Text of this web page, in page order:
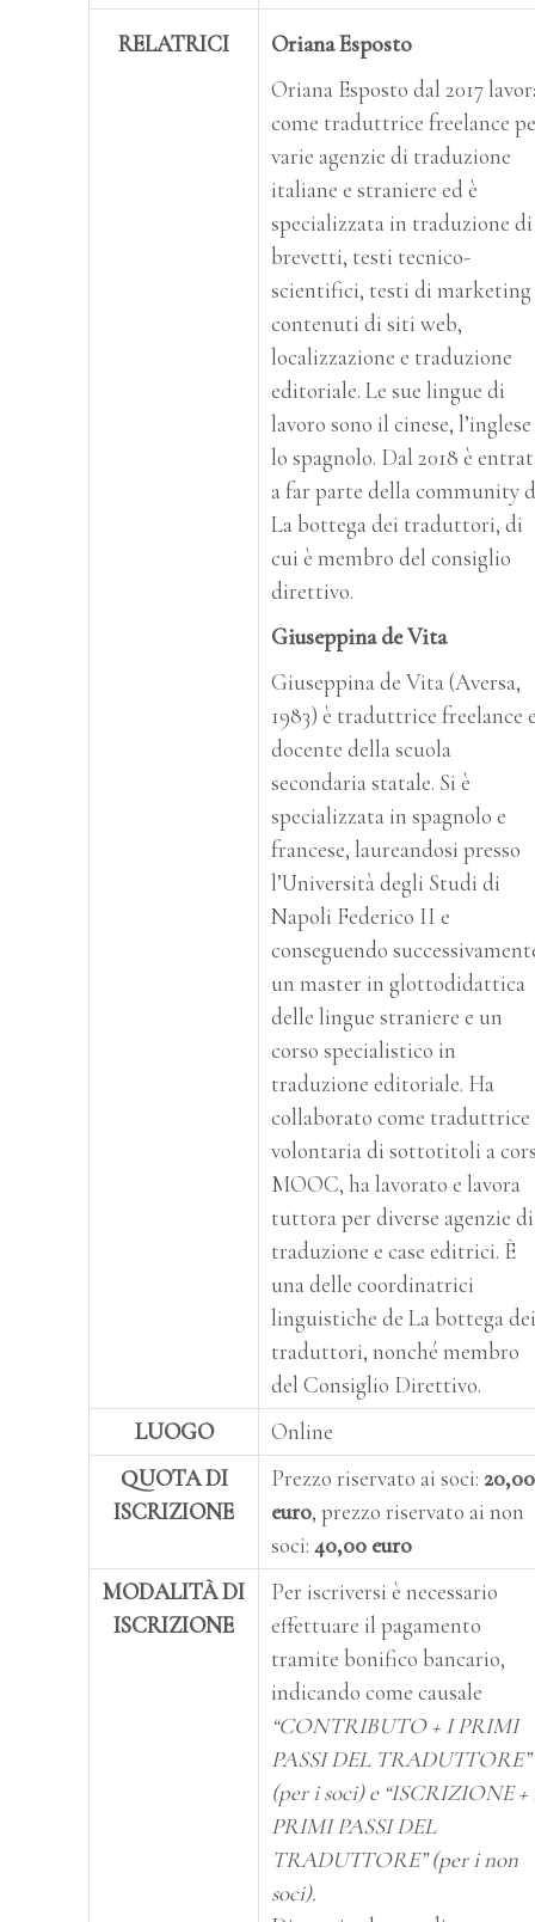
RELATRICI
Oriana Esposto
Oriana Esposto dal 2017
come traduttrice freelance
varie agenzie di traduzione
italiane e straniere ed è
specializzata in traduzione di
brevetti, testi tecnico-
scientifici, testi di marketing
contenuti di siti web,
localizzazione e traduzione
editoriale. Le sue lingue di
lavoro sono il cinese, l’inglese
lo spagnolo. Dal 2018 è
a far parte della community
La bottega dei traduttori, di
cui è membro del consiglio
direttivo.
Giuseppina de Vita
Giuseppina de Vita (Aversa,
1983) è traduttrice freelance
docente della scuola
secondaria statale. Si è
specializzata in spagnolo e
francese, laureandosi presso
l’Università degli Studi di
Napoli Federico II e
conseguendo
un master in glottodidattica
delle lingue straniere e un
corso specialistico in
traduzione editoriale. Ha
collaborato come traduttrice
volontaria di sottotitoli a
MOOC, ha lavorato e lavora
tuttora per diverse agenzie di
traduzione e case editrici. È
una delle coordinatrici
linguistiche de La bottega dei
traduttori, nonché membro
del Consiglio Direttivo.
LUOGO
Online
QUOTA DI
ISCRIZIONE
Prezzo riservato ai soci: 20,00
euro, prezzo riservato ai non
soci: 40,00 euro
MODALITÀDI
ISCRIZIONE
Per iscriversi è necessario
effettuare il pagamento
tramite bonifico bancario,
indicando come causale
“CONTRIBUTO + I PRIMI
PASSI DEL TRADUTTORE”
(per i soci) e “ISCRIZIONE +
PRIMI PASSI DEL
TRADUTTORE” (per i non
soci).